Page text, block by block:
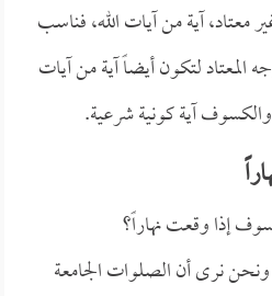
آية من آيات الله، فناسب
المعتاد لتكون أيضاً آية من آيات
آية كونية شرعية.
إذا وقعت نهاراً؟
نرى أن الصلوات الجامعة